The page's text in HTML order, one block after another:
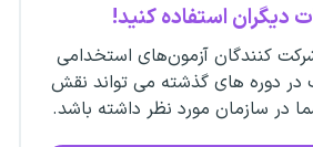
دیگران استفاده کنید!
کنندگان آزمون‌های استخدامی
در دوره های گذشته می تواند نقش
در سازمان مورد نظر داشته باشد.